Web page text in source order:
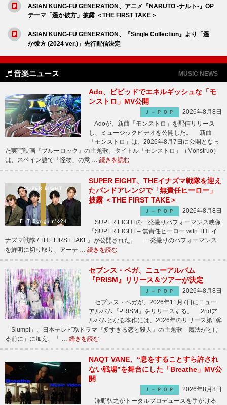
ASIAN KUNG-FU GENERATION、アニメ『NARUTO -ナルト-』OP
テーマ「遥か彼方」披露 ＜THE FIRST TAKE＞
ASIAN KUNG-FU GENERATION、『Single Collection』より「遥
か彼方 (2024 ver.)」先行配信決定
音楽ニュース MUSIC NEWS
Ado、ビビッドでエネルギッシュな「モ
ンストロ」MV公開
Ｊ－ＰＯＰ
2026年8月8日
Adoが、新曲「モンストロ」を配信リリース
し、ミュージックビデオを公開した。 新曲
「モンストロ」は、2026年8月7日に公開となっ
た実写映画『ブルーロック』の主題歌。タイトル「モンストロ」（Monstruo）
は、スペイン語で「怪物」の意 … 続きを読む
SUPER EIGHT、THEイナズマ戦隊を迎え
たバンドアレンジで「無責任ヒーロー」
披露 ＜THE FIRST TAKE＞
Ｊ－ＰＯＰ
2026年8月8日
SUPER EIGHTの一発撮りパフォーマンス映像
『SUPER EIGHT – 無責任ヒーロー with THEイ
ナズマ戦隊 / THE FIRST TAKE』が公開された。 一発撮りのパフォーマンス
を鮮明に切り取り、アーテ … 続きを読む
セブンス・ベガ、ニューアルバム
『PRISM』リリース＆ツアーが決定
Ｊ－ＰＯＰ
2026年8月8日
セブンス・ベガが、2026年11月7日にニュー
アルバム『PRISM』をリリースする。 2ndア
ルバムとなる本作には、2026年のリリース第1弾
「Slump!」、日本テレビ系ドラマ『多すぎる恋と殺人』の主題歌「魔法がとけ
る前に」に加え、「 … 続きを読む
NAQT VANE、“息をすることすら許され
ない戦場”を舞台にした「Breathe」MV公
開
Ｊ－ＰＯＰ
2026年8月8日
澤野弘之がトータルプロデュースを手がける